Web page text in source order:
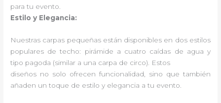
para tu evento.
Estilo y Elegancia:
Nuestras carpas pequeñas están disponibles en dos estilos
populares de techo: pirámide a cuatro caídas de agua y
tipo pagoda (similar a una carpa de circo). Estos
diseños no solo ofrecen funcionalidad, sino que también
añaden un toque de estilo y elegancia a tu evento.